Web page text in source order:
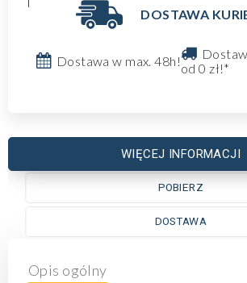
DOSTAWA
Dostawa w max. 48h!od 0 zł!*
WIĘCEJ INFORMACJI
POBIERZ
DOSTAWA
Opis ogólny